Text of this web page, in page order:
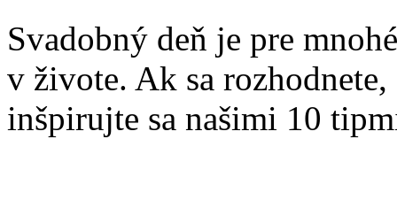
Svadobný deň je pre
v živote. Ak sa
inšpirujte sa našimi 10